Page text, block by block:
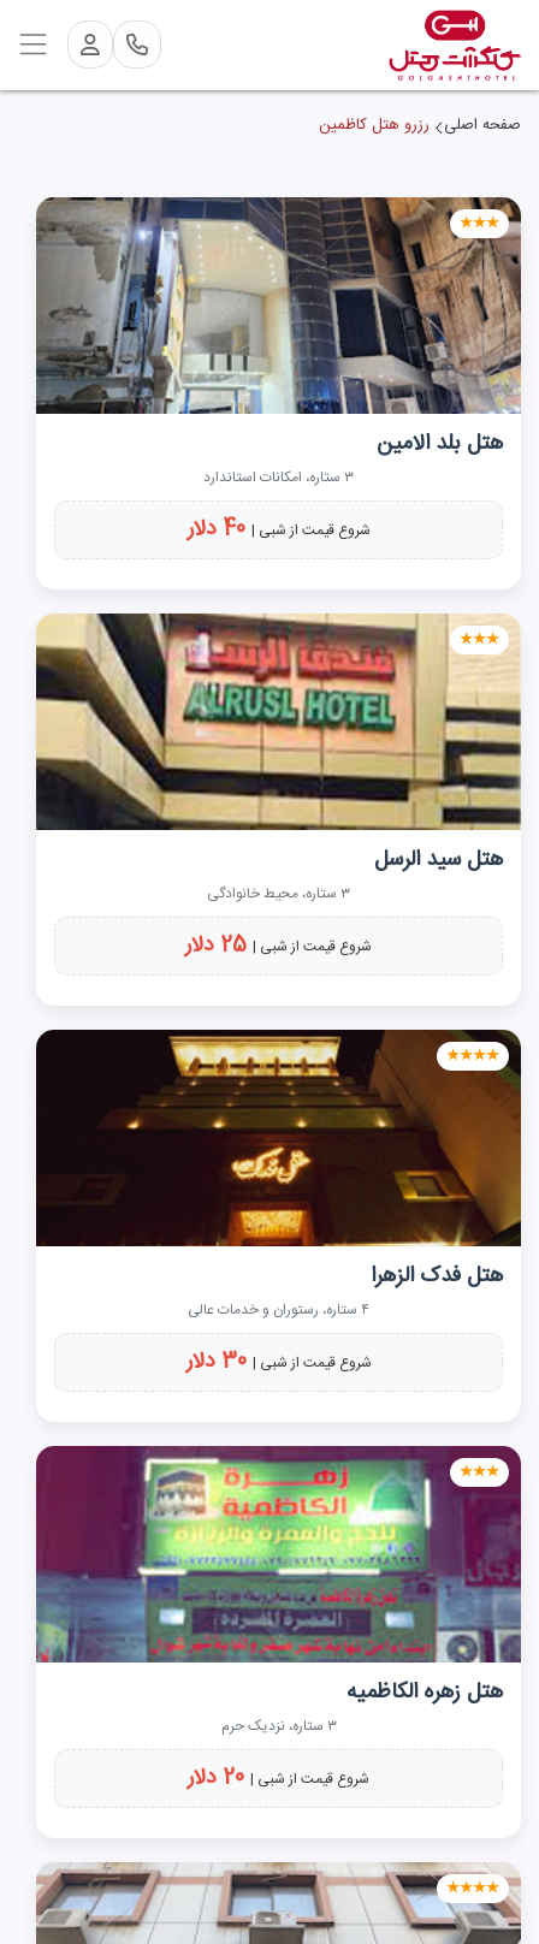
صفحه اصلی رزرو هتل کاظمین
★★★
هتل بلد الامین
۳ ستاره، امکانات استاندارد
شروع قیمت از شبی | 40 دلار
★★★
هتل سید الرسل
۳ ستاره، محیط خانوادگی
شروع قیمت از شبی | 25 دلار
★★★★
هتل فدک الزهرا
۴ ستاره، رستوران و خدمات عالی
شروع قیمت از شبی | 30 دلار
★★★
هتل زهره الکاظمیه
۳ ستاره، نزدیک حرم
شروع قیمت از شبی | 20 دلار
★★★★